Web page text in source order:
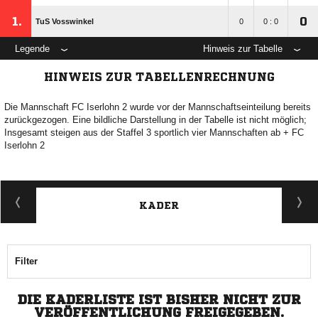
1. TuS Vosswinkel 0 0 : 0 0
Legende Hinweis zur Tabelle
HINWEIS ZUR TABELLENRECHNUNG
Die Mannschaft FC Iserlohn 2 wurde vor der Mannschaftseinteilung bereits
zurückgezogen. Eine bildliche Darstellung in der Tabelle ist nicht möglich;
Insgesamt steigen aus der Staffel 3 sportlich vier Mannschaften ab + FC
Iserlohn 2
KADER
Filter
DIE KADERLISTE IST BISHER NICHT ZUR
VERÖFFENTLICHUNG FREIGEGEBEN.